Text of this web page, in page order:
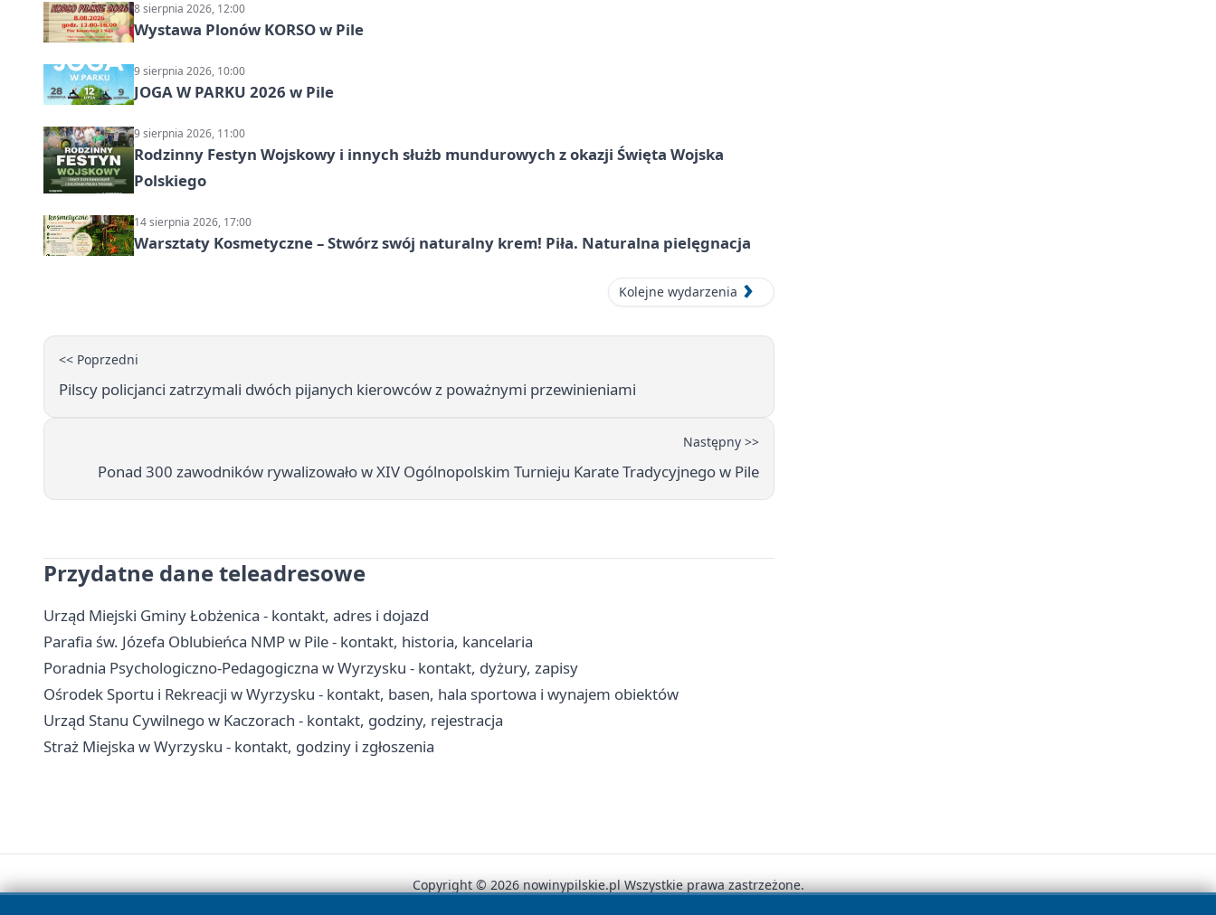
8 sierpnia 2026, 12:00
Wystawa Plonów KORSO w Pile
9 sierpnia 2026, 10:00
JOGA W PARKU 2026 w Pile
9 sierpnia 2026, 11:00
Rodzinny Festyn Wojskowy i innych służb mundurowych z okazji Święta Wojska
Polskiego
14 sierpnia 2026, 17:00
Warsztaty Kosmetyczne – Stwórz swój naturalny krem! Piła. Naturalna pielęgnacja
Kolejne wydarzenia
<< Poprzedni
Pilscy policjanci zatrzymali dwóch pijanych kierowców z poważnymi przewinieniami
Następny >>
Ponad 300 zawodników rywalizowało w XIV Ogólnopolskim Turnieju Karate Tradycyjnego w Pile
Przydatne dane teleadresowe
Urząd Miejski Gminy Łobżenica - kontakt, adres i dojazd
Parafia św. Józefa Oblubieńca NMP w Pile - kontakt, historia, kancelaria
Poradnia Psychologiczno-Pedagogiczna w Wyrzysku - kontakt, dyżury, zapisy
Ośrodek Sportu i Rekreacji w Wyrzysku - kontakt, basen, hala sportowa i wynajem obiektów
Urząd Stanu Cywilnego w Kaczorach - kontakt, godziny, rejestracja
Straż Miejska w Wyrzysku - kontakt, godziny i zgłoszenia
Copyright © 2026 nowinypilskie.pl Wszystkie prawa zastrzeżone.